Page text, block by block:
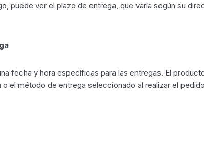
puede ver el plazo de entrega, que varía según su
fecha y hora específicas para las entregas. El
el método de entrega seleccionado al realizar el